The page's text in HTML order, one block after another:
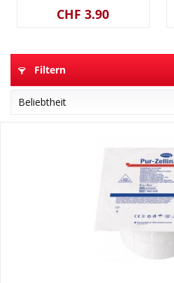
CHF 3.90
Filtern